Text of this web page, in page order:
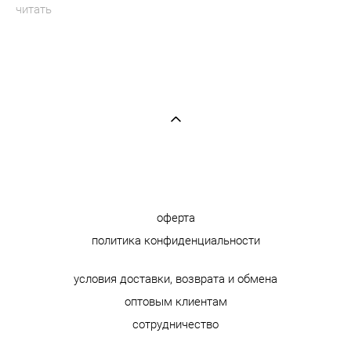
читать
оферта
политика конфиденциальности
условия доставки, возврата и обмена
оптовым клиентам
сотрудничество